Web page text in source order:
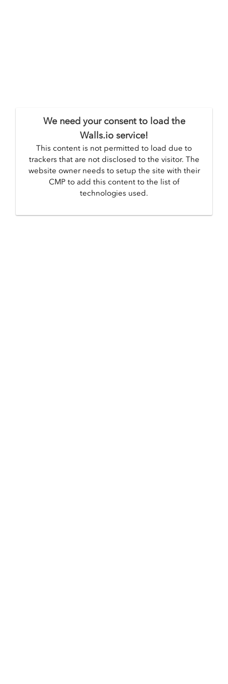
We need your consent to load the
Walls.io service!
This content is not permitted to load due to
trackers that are not disclosed to the visitor. The
website owner needs to setup the site with their
CMP to add this content to the list of
technologies used.